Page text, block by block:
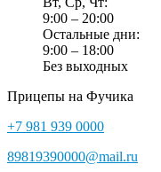
9:00 – 20:00
Остальные дни:
9:00 – 18:00
Без выходных
Прицепы на Фучика
+7 981 939 0000
89819390000@mail.ru